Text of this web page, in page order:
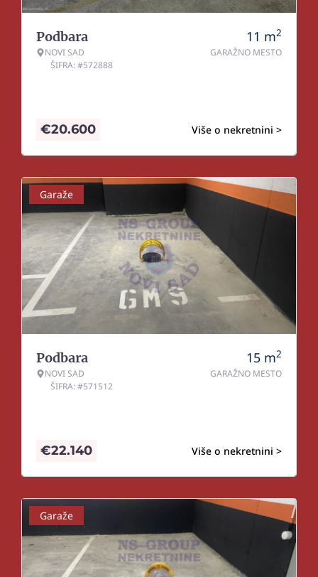
Podbara
NOVI SAD
ŠIFRA: #572888
11 m2
GARAŽNO MESTO
Više o nekretnini >
€20.600
Garaže
Podbara
NOVI SAD
ŠIFRA: #571512
15 m2
GARAŽNO MESTO
Više o nekretnini >
€22.140
Garaže